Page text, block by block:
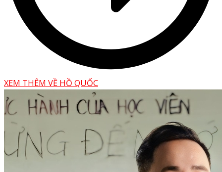
XEM THÊM VỀ HỒ QUỐC